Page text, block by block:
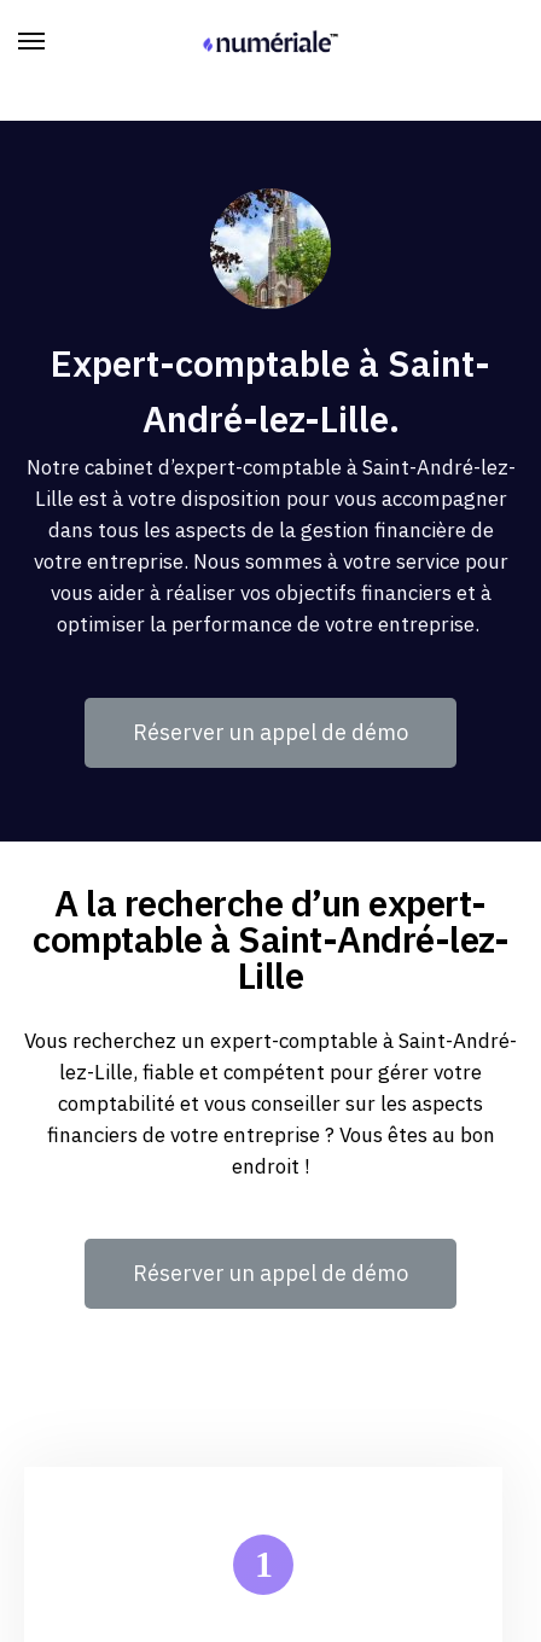
Expert-comptable à Saint-
André-lez-Lille.
Notre cabinet d’expert-comptable à Saint-André-lez-
Lille est à votre disposition pour vous accompagner
dans tous les aspects de la gestion financière de
votre entreprise. Nous sommes à votre service pour
vous aider à réaliser vos objectifs financiers et à
optimiser la performance de votre entreprise.
Réserver un appel de démo
A la recherche d’un expert-
comptable à Saint-André-lez-
Lille
Vous recherchez un expert-comptable à Saint-André-
lez-Lille, fiable et compétent pour gérer votre
comptabilité et vous conseiller sur les aspects
financiers de votre entreprise ? Vous êtes au bon
endroit !
Réserver un appel de démo
1